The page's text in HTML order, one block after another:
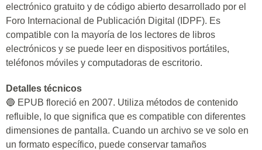
electrónico gratuito y de código abierto desarrollado por el
Foro Internacional de Publicación Digital (IDPF). Es
compatible con la mayoría de los lectores de libros
electrónicos y se puede leer en dispositivos portátiles,
teléfonos móviles y computadoras de escritorio.
Detalles técnicos
🔵 EPUB floreció en 2007. Utiliza métodos de contenido
refluible, lo que significa que es compatible con diferentes
dimensiones de pantalla. Cuando un archivo se ve solo en
un formato específico, puede conservar tamaños